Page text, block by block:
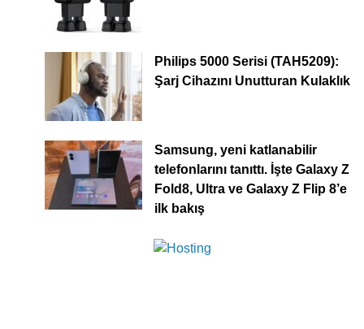
Philips 5000 Serisi (TAH5209):
Şarj Cihazını Unutturan Kulaklık
Samsung, yeni katlanabilir
telefonlarını tanıttı. İşte Galaxy Z
Fold8, Ultra ve Galaxy Z Flip 8’e
ilk bakış